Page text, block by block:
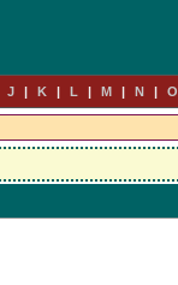
J K L M N O